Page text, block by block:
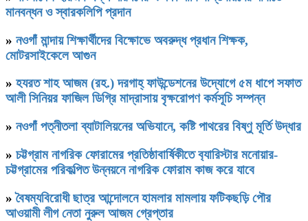
মানবন্ধন ও স্বারকলিপি প্রদান
» নওগাঁ মান্দায় শিক্ষার্থীদের বিক্ষোভে অবরুদ্ধ প্রধান শিক্ষক,
মোটরসাইকেলে আগুন
» হযরত শাহ আজম (রহ.) দরগাহ্ ফাউন্ডেশনের উদ্যোগে ৫ম ধাপে সফাত
আলী সিনিয়র ফাজিল ডিগ্রি মাদ্রাসায় বৃক্ষরোপণ কর্মসূচি সম্পন্ন
» নওগাঁ পত্নীতলা ব্যাটালিয়নের অভিযানে, কষ্টি পাথরের বিষ্ণু মূর্তি উদ্ধার
» চট্টগ্রাম নাগরিক ফোরামের প্রতিষ্ঠাবার্ষিকীতে ব‍্যারিস্টার মনোয়ার-
চট্টগ্রামের পরিকল্পিত উন্নয়নে নাগরিক ফোরাম কাজ করে যাবে
»বৈষম্যবিরোধী ছাত্র আন্দোলনে হামলার মামলায় ফটিকছড়ি পৌর
আওয়ামী লীগ নেতা নুরুল আজম গ্রেপ্তার